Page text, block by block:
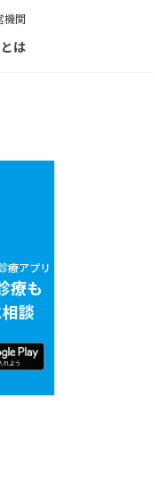
機関
は
療アプリ
療も
談